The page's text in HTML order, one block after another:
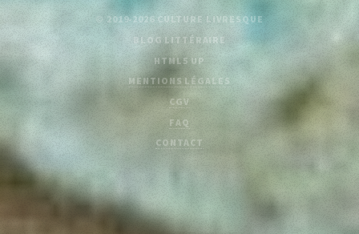
© 2019-2026 CULTURE LIVRESQUE
BLOG LITTÉRAIRE
HTML5 UP
MENTIONS LÉGALES
CGV
FAQ
CONTACT
// lastname: Queneau // firstname: Raymond // title: Exercices de